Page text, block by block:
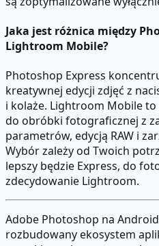
Jaka jest różnica między
Lightroom Mobile?
Photoshop Express
kreatywnej edycji zdjęć z
i kolaże. Lightroom Mobile
do obróbki fotograficznej z
parametrów, edycją RAW i
Wybór zależy od Twoich
lepszy będzie Express, do
zdecydowanie Lightroom.
Adobe Photoshop na
rozbudowany ekosystem